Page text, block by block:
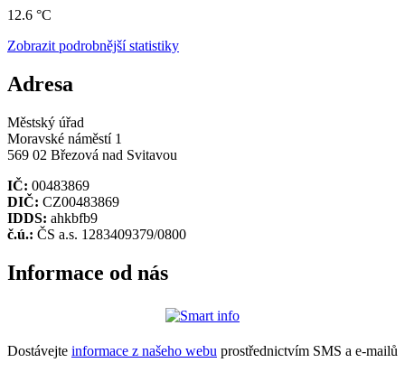
12.6 °C
Zobrazit podrobnější statistiky
Adresa
Městský úřad
Moravské náměstí 1
569 02 Březová nad Svitavou
IČ: 00483869
DIČ: CZ00483869
IDDS: ahkbfb9
č.ú.: ČS a.s. 1283409379/0800
Informace od nás
Dostávejte informace z našeho webu prostřednictvím SMS a e-mailů